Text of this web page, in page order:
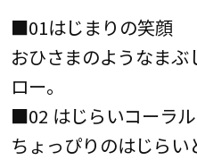
■01はじまりの笑顔
おひさまのようなま
ロー。
■02 はじらいコーラル
ちょっぴりのはじら